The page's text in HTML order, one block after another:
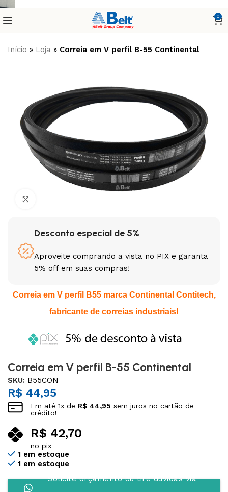
0
Início » Loja » Correia em V perfil B-55 Continental
Desconto especial de 5%
Aproveite comprando a vista no PIX e garanta
5% off em suas compras!
Correia em V perfil B55 marca Continental Contitech,
fabricante de correias industriais!
Correia em V perfil B-55 Continental
SKU: B55CON
R$ 44,95
Em até1x de R$ 44,95 sem juros no cartão de
crédito!
R$ 42,70
no pix
1 em estoque
1 em estoque
Solicite orçamento ou tire dúvidas via